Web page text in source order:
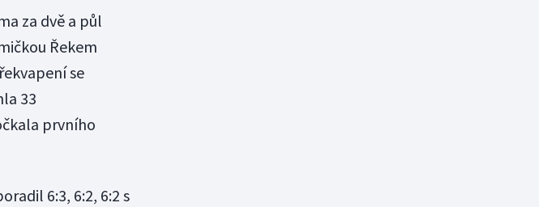
za dvě a půl
Řekem
se
33
prvního
6:3, 6:2, 6:2 s